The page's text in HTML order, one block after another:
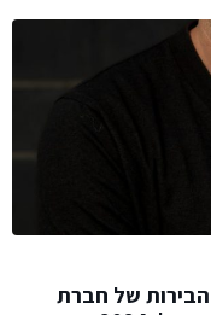
הבירות של חברת